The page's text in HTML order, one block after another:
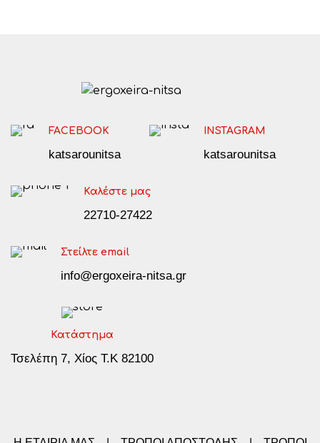
FACEBOOK
katsarounitsa
INSTAGRAM
katsarounitsa
Καλέστε μας
22710-27422
Στείλτε email
info@ergoxeira-nitsa.gr
Κατάστημα
Τσελέπη 7, Χίος Τ.Κ 82100